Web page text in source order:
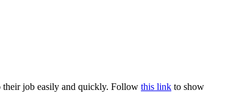
their job easily and quickly. Follow this link to show